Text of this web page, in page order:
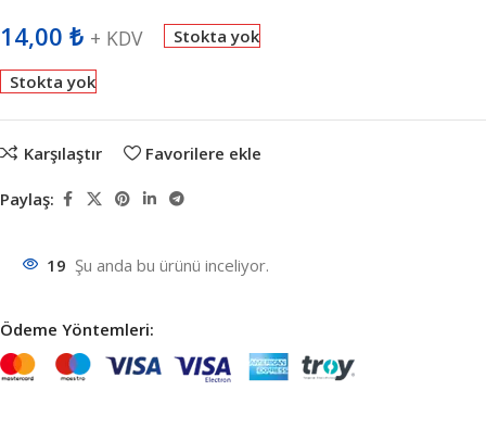
14,00 ₺ + KDV Stokta yok
Stokta yok
Karşılaştır Favorilere ekle
Paylaş:
19 Şu anda bu ürünü inceliyor.
Ödeme Yöntemleri: